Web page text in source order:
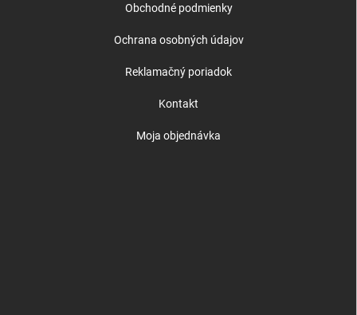
Obchodné podmienky
Ochrana osobných údajov
Reklamačný poriadok
Kontakt
Moja objednávka